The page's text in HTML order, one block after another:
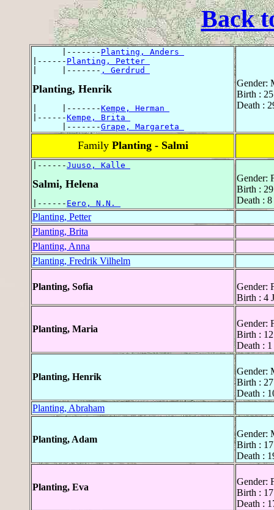
Back
      |-------
Planting, Anders
|------ Planting, Petter
|     |------- , Gerdrud
Planting, Henrik
|     |-------Kempe, Herman
|------Kempe, Brita
      |-------
Grape, Margareta
Gender:
Birth :
Death :
Family Planting - Salmi
|------Juuso, Kalle
Salmi, Helena
|------ Eero, N.N.
Gender:
Birth :
Death :
Planting, Petter
Planting, Brita
Planting, Anna
Planting, Fredrik Vilhelm
Planting, Sofia
Gender:
Birth : 4
Planting, Maria
Gender:
Birth :
Death :
Planting, Henrik
Gender:
Birth :
Death :
Planting, Abraham
Planting, Adam
Gender:
Birth :
Death :
Planting, Eva
Gender:
Birth :
Death :